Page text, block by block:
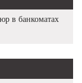
в банкоматах